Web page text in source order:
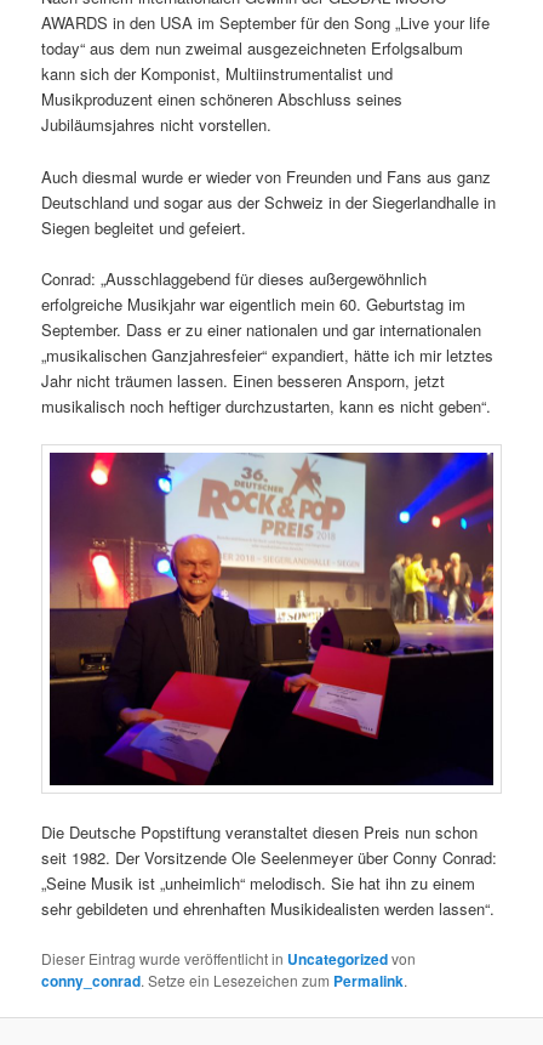
AWARDS in den USA im September für den Song „Live your life
today“ aus dem nun zweimal ausgezeichneten Erfolgsalbum
kann sich der Komponist, Multiinstrumentalist und
Musikproduzent einen schöneren Abschluss seines
Jubiläumsjahres nicht vorstellen.
Auch diesmal wurde er wieder von Freunden und Fans aus ganz
Deutschland und sogar aus der Schweiz in der Siegerlandhalle in
Siegen begleitet und gefeiert.
Conrad: „Ausschlaggebend für dieses außergewöhnlich
erfolgreiche Musikjahr war eigentlich mein 60. Geburtstag im
September. Dass er zu einer nationalen und gar internationalen
„musikalischen Ganzjahresfeier“ expandiert, hätte ich mir letztes
Jahr nicht träumen lassen. Einen besseren Ansporn, jetzt
musikalisch noch heftiger durchzustarten, kann es nicht geben“.
Die Deutsche Popstiftung veranstaltet diesen Preis nun schon
seit 1982. Der Vorsitzende Ole Seelenmeyer über Conny Conrad:
„Seine Musik ist „unheimlich“ melodisch. Sie hat ihn zu einem
sehr gebildeten und ehrenhaften Musikidealisten werden lassen“.
Dieser Eintrag wurde veröffentlicht in Uncategorizedvon
conny_conrad. Setze ein Lesezeichen zum Permalink.